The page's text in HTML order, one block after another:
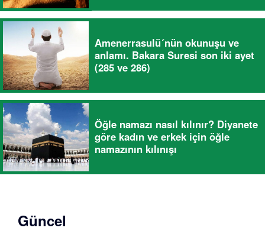
Amenerrasulü´nün okunuşu ve
anlamı. Bakara Suresi son iki ayet
(285 ve 286)
Öğle namazı nasıl kılınır? Diyanete
göre kadın ve erkek için öğle
namazının kılınışı
Güncel